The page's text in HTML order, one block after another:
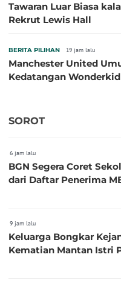
Tawaran Luar Biasa
Rekrut Lewis Hall
BERITA PILIHAN 19 jam lalu
Manchester United
Kedatangan
SOROT
6 jam lalu
BGN Segera Coret
dari Daftar Penerima
9 jam lalu
Keluarga Bongkar
Kematian Mantan Istri